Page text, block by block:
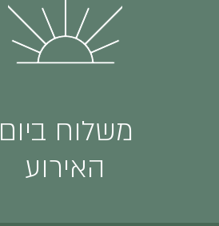
משלוח ביום
האירוע